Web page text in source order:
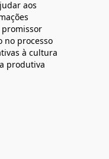
aos
no processo
à cultura
produtiva